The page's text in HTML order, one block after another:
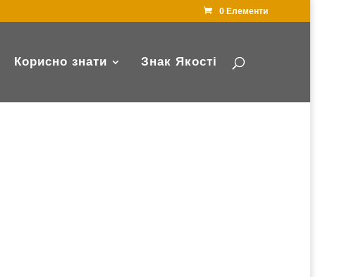
0 Елементи
Корисно знати Знак Якості